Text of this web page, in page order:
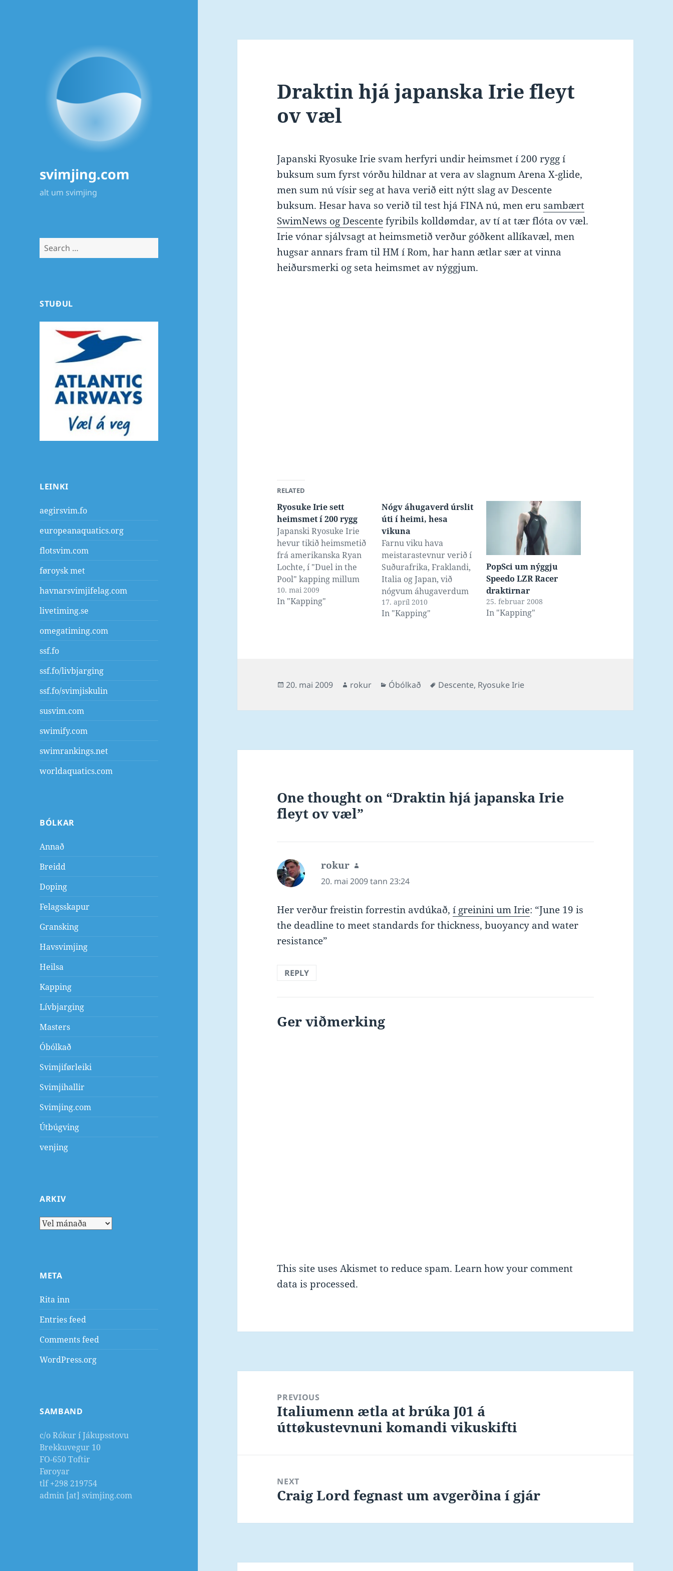
svimjing.com
alt um svimjing
Search
for:
STUÐUL
LEINKI
aegirsvim.fo
europeanaquatics.org
flotsvim.com
føroysk met
havnarsvimjifelag.com
livetiming.se
omegatiming.com
ssf.fo
ssf.fo/livbjarging
ssf.fo/svimjiskulin
susvim.com
swimify.com
swimrankings.net
worldaquatics.com
BÓLKAR
Annað
Breidd
Doping
Felagsskapur
Gransking
Havsvimjing
Heilsa
Kapping
Lívbjarging
Masters
Óbólkað
Svimjiførleiki
Svimjihallir
Svimjing.com
Útbúgving
venjing
ARKIV
Arkiv
META
Rita inn
Entries feed
Comments feed
WordPress.org
SAMBAND
c/o Rókur í Jákupsstovu
Brekkuvegur 10
FO-650 Toftir
Føroyar
tlf +298 219754
admin [at] svimjing.com
Draktin hjá japanska Irie fleyt
ov væl
Japanski Ryosuke Irie svam herfyri undir heimsmet í 200 rygg í
buksum sum fyrst vórðu hildnar at vera av slagnum Arena X-glide,
men sum nú vísir seg at hava verið eitt nýtt slag av Descente
buksum. Hesar hava so verið til test hjá FINA nú, men eru sambært
SwimNews og Descentefyribils kolldømdar, av tí at tær flóta ov væl.
Irie vónar sjálvsagt at heimsmetið verður góðkent allíkavæl, men
hugsar annars fram til HM í Rom, har hann ætlar sær at vinna
heiðursmerki og seta heimsmet av nýggjum.
RELATED
Ryosuke Irie sett
heimsmet í 200 rygg
Japanski Ryosuke Irie
hevur tikið heimsmetið
frá amerikanska Ryan
Lochte, í "Duel in the
Pool" kapping millum
Avstralia og Japan.
Lochte svam 1:53.94 á
SwimInfo.com
10. mai 2009
In "Kapping"
Nógv áhugaverd úrslit
úti í heimi, hesa
vikuna
Farnu viku hava
meistarastevnur verið í
Suðurafrika, Fraklandi,
Italia og Japan, við
nógvum áhugaverdum
úrslitum. Sum heild sæst
nú at superdraktirnar
sett, og við tað at
17. apríl 2010
In "Kapping"
PopSci um nýggju
Speedo LZR Racer
draktirnar
25. februar 2008
In "Kapping"
Posted
20. mai 2009 Author
rokur Categories
Óbólkað Tags
Descente, Ryosuke Irie
One thought on “Draktin hjá japanska Irie
fleyt ov væl”
rokur says:
20. mai 2009 tann 23:24
Her verður freistin forrestin avdúkað,í greinini um Irie: “June 19 is
the deadline to meet standards for thickness, buoyancy and water
resistance”
REPLY
Ger viðmerking
This site uses Akismet to reduce spam.Learn how your comment
data is processed.
navigationPREVIOUS
Previous
post:
Italiumenn ætla at brúka J01 á
úttøkustevnuni komandi vikuskifti
NEXT
Next
Craig Lord fegnast um avgerðina í gjár